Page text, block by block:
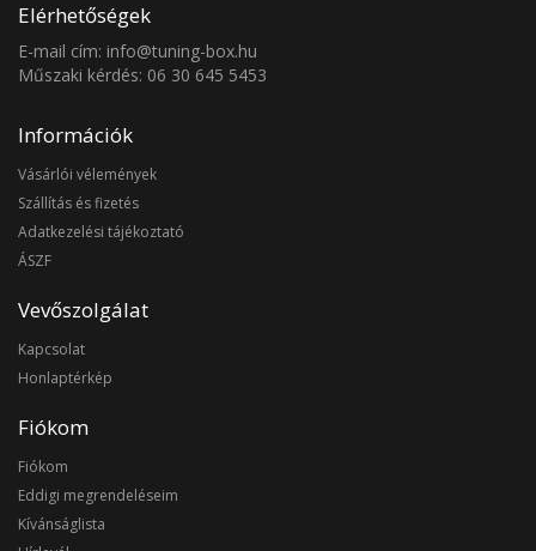
Elérhetőségek
E-mail cím: info@tuning-box.hu
Műszaki kérdés: 06 30 645 5453
Információk
Vásárlói vélemények
Szállítás és fizetés
Adatkezelési tájékoztató
ÁSZF
Vevőszolgálat
Kapcsolat
Honlaptérkép
Fiókom
Fiókom
Eddigi megrendeléseim
Kívánságlista